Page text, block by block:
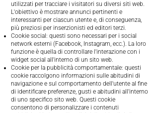
utilizzati per tracciare i visitatori su diversi siti web.
L'obiettivo è mostrare annunci pertinenti e
interessanti per ciascun utente e, di conseguenza,
più preziosi per inserzionisti ed editori terzi.
Cookie social: questi sono necessari per i social
network esterni (Facebook, Instagram, ecc.). La loro
funzione è quella di controllare l'interazione con i
widget social all'interno di un sito web.
Cookie per la pubblicità comportamentale: questi
cookie raccolgono informazioni sulle abitudini di
navigazione e sul comportamento dell'utente al fine
di identificare preferenze, gusti e abitudini all'interno
di uno specifico sito web. Questi cookie
consentono di personalizzare i contenuti